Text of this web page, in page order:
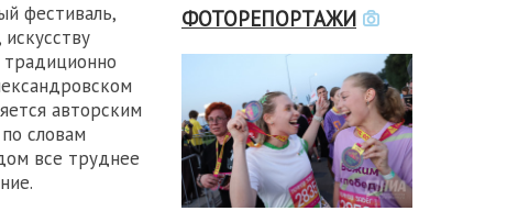
фестиваль,
авторским
словам
все труднее
ФОТОРЕПОРТАЖИ